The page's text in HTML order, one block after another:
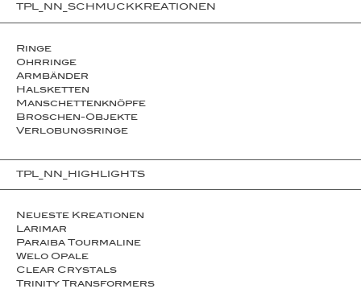
TPL_NN_SCHMUCKKREATIONEN
Ringe
Ohrringe
Armbänder
Halsketten
Man­schet­ten­­knöpfe
Broschen-Objekte
Ver­lo­bungs­­ringe
TPL_NN_HIGHLIGHTS
Neueste Kreationen
Larimar
Paraiba Tourmaline
Welo Opale
Clear Crystals
Trinity Transformers